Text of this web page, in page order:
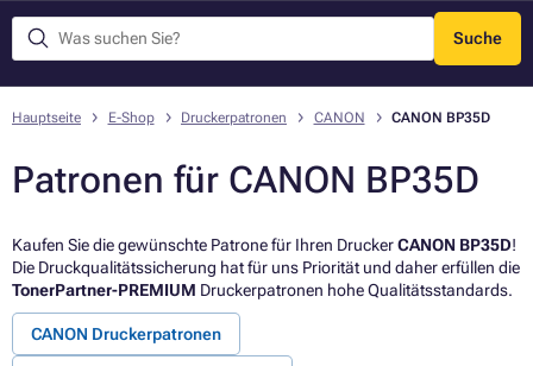
Suche
Menü
Hauptseite E-Shop Druckerpatronen CANON CANON BP35D
Patronen für CANON BP35D
Kaufen Sie die gewünschte Patrone für Ihren DruckerCANON BP35D!
Die Druckqualitätssicherung hat für uns Priorität und daher erfüllen die
TonerPartner-PREMIUM Druckerpatronen hohe Qualitätsstandards.
CANON Druckerpatronen